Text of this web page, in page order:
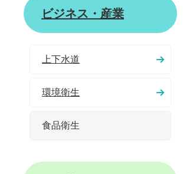
ビジネス・産業
上下水道
環境衛生
食品衛生